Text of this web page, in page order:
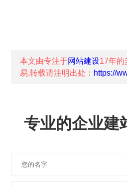
本文由专注于网站建设17年的
易,转载请注明出处： https://
专业的企业建